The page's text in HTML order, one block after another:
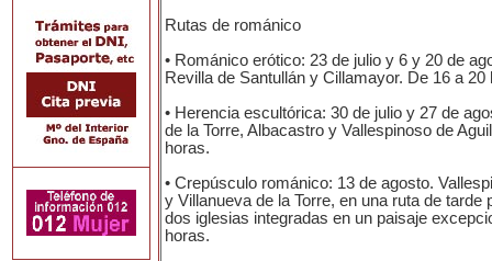
Rutas de románico
• Románico erótico: 23 de julio y 6 y 20 de
Revilla de Santullán y Cillamayor. De 16 a 20
• Herencia escultórica: 30 de julio y 27 de
de la Torre, Albacastro y Vallespinoso de
horas.
• Crepúsculo románico: 13 de agosto.
y Villanueva de la Torre, en una ruta de tarde
dos iglesias integradas en un paisaje
horas.